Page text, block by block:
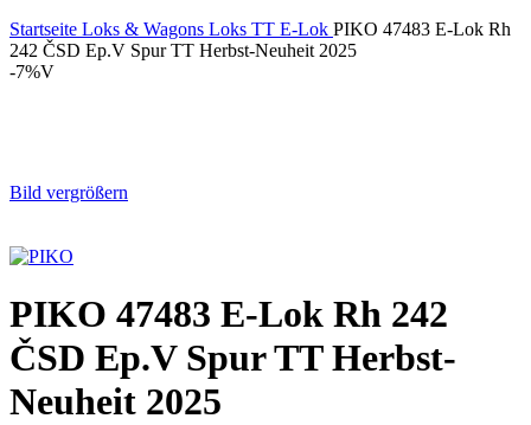
Startseite Loks & Wagons Loks TT E-Lok PIKO 47483 E-Lok Rh
242 ČSD Ep.V Spur TT Herbst-Neuheit 2025
-7%V
Bild vergrößern
PIKO 47483 E-Lok Rh 242
ČSD Ep.V Spur TT Herbst-
Neuheit 2025